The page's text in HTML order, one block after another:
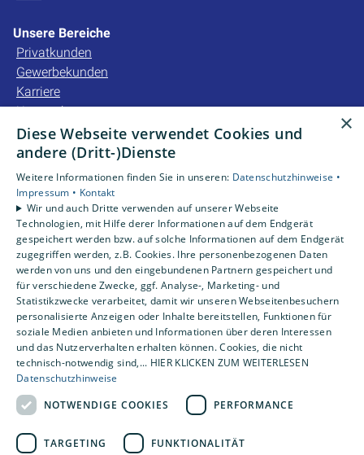
Unsere Bereiche
Privatkunden
Gewerbekunden
Karriere
Unternehmen
Kontakt
Unsere Bewertungen
4,2
×
Diese Webseite verwendet Cookies und
andere (Dritt-)Dienste
Weitere Informationen finden Sie in unseren: Datenschutzhinweise •
Impressum • Kontakt
Wir und auch Dritte verwenden auf unserer Webseite
Technologien, mit Hilfe derer Informationen auf dem Endgerät
gespeichert werden bzw. auf solche Informationen auf dem Endgerät
zugegriffen werden, z.B. Cookies. Ihre personenbezogenen Daten
werden von uns und den eingebundenen Partnern gespeichert und
für verschiedene Zwecke, ggf. Analyse-, Marketing- und
Statistikzwecke verarbeitet, damit wir unseren Webseitenbesuchern
personalisierte Anzeigen oder Inhalte bereitstellen, Funktionen für
soziale Medien anbieten und Informationen über deren Interessen
und das Nutzerverhalten erhalten können. Cookies, die nicht
technisch-notwendig sind,... HIER KLICKEN ZUM WEITERLESEN
Datenschutzhinweise
NOTWENDIGE COOKIES
PERFORMANCE
TARGETING FUNKTIONALITÄT